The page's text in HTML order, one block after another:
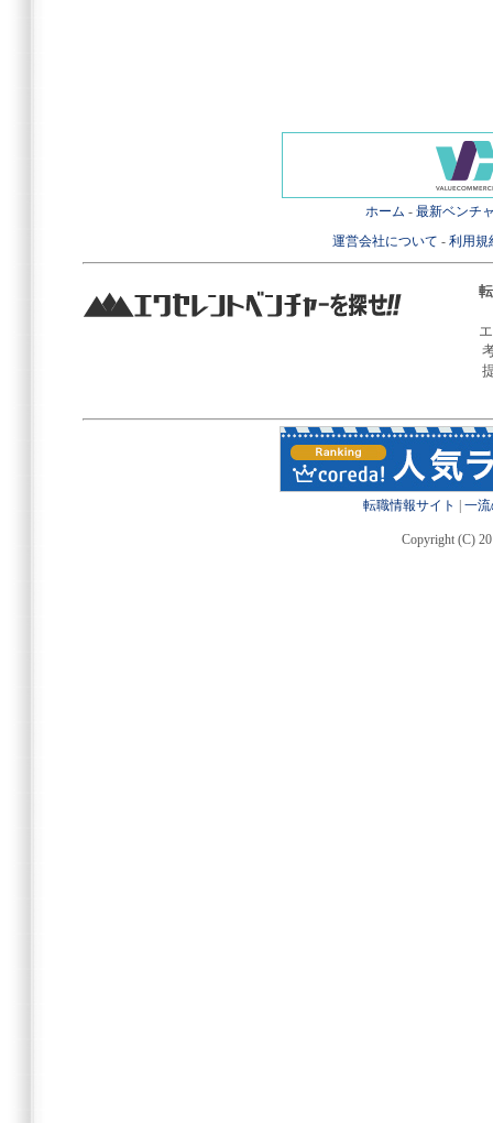
ホーム - 最新ベンチ
運営会社について - 利用規
転職情報サイト 一
Copyright (C)